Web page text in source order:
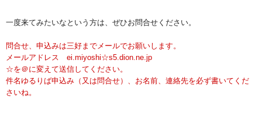
一度来てみたいなという方は、ぜひお問合せください。
問合せ、申込みは三好までメールでお願いします。
メールアドレス ei.miyoshi☆s5.dion.ne.jp
☆を＠に変えて送信してください。
件名ゆるりば申込み（又は問合せ）、お名前、連絡先を必ず書いてくだ
さいね。